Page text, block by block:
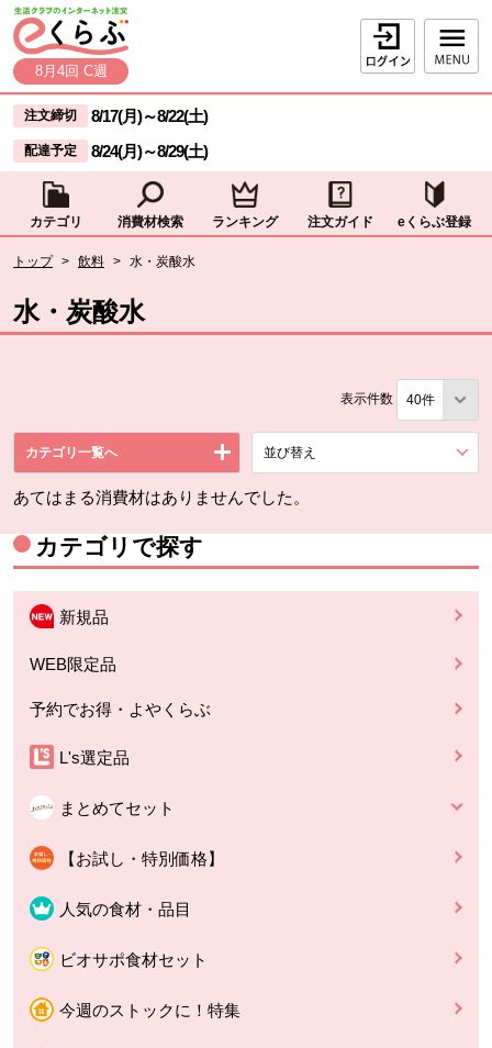
ページの先頭です。
本文へジャンプする。
8月4回 C週
ログイン
ここからサイト内共通メニューです。
サイト内共通メニューをスキップする
注文締切 8/17(月)～8/22(土)
配達予定 8/24(月)～8/29(土)
カテゴリ 消費材検索 ランキング 注文ガイド eくらぶ登録
トップ > 飲料 > 水・炭酸水
水・炭酸水
表示件数
カテゴリ一覧へ 並び替え
あてはまる消費材はありませんでした。
カテゴリで探す
新規品
WEB限定品
予約でお得・よやくらぶ
L's選定品
まとめてセット
【お試し・特別価格】
人気の食材・品目
ビオサポ食材セット
今週のストックに！特集